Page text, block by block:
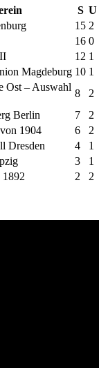
S U
15 2
16 0
12 1
Magdeburg 10 1
Ost – Auswahl
8 2
Berlin 7 2
1904 6 2
Dresden 4 1
3 1
1892 2 2